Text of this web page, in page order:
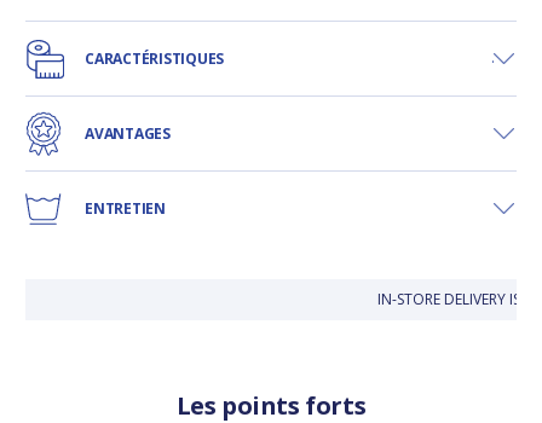
CARACTÉRISTIQUES
AVANTAGES
ENTRETIEN
IN-STORE DELIVERY IS
Les points forts